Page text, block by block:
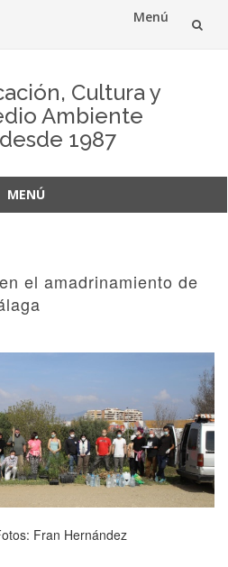
Menú
Cultura y
Ambiente
desde 1987
MENÚ
el amadrinamiento de
Fran Hernández